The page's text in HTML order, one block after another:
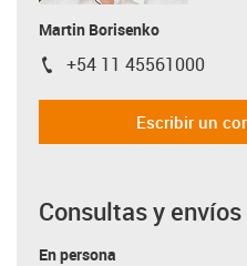
Martin Borisenko
igus-icon-phone
+54 11 45561000
Escribir un
Consultas y envíos
En persona